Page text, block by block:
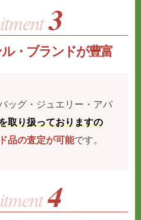
・ブランドが豊富
ッグ・ジュエリー・アパ
取り扱っておりますの
品の査定が可能です。